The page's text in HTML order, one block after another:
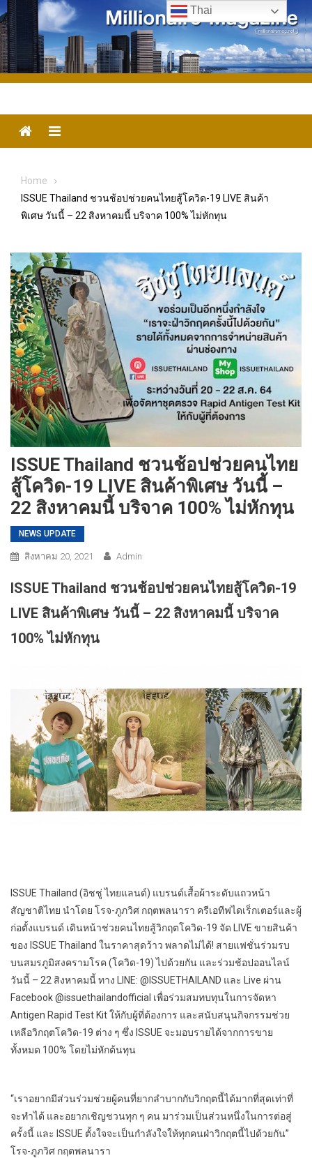
Skip
to
content
Menu
Home
ISSUE Thailand ชวนช้อปช่วยคนไทยสู้โควิด-19 LIVE สินค้า
พิเศษ วันนี้ – 22 สิงหาคมนี้ บริจาค 100% ไม่หักทุน
ISSUE Thailand ชวนช้อปช่วยคนไทย
สู้โควิด-19 LIVE สินค้าพิเศษ วันนี้ –
22 สิงหาคมนี้ บริจาค 100% ไม่หักทุน
NEWS UPDATE
สิงหาคม 20, 2021 Admin
ISSUE Thailand ชวนช้อปช่วยคนไทยสู้โควิด-19
LIVE สินค้าพิเศษ วันนี้ – 22 สิงหาคมนี้ บริจาค
100% ไม่หักทุน
ISSUE Thailand (อิชชู่ ไทยแลนด์) แบรนด์เสื้อผ้าระดับแถวหน้า
สัญชาติไทย นำโดย โรจ-ภูภวิศ กฤตพลนารา ครีเอทีฟไดเร็กเตอร์และผู้
ก่อตั้งแบรนด์ เดินหน้าช่วยคนไทยสู้วิกฤตโควิด-19 จัด LIVE ขายสินค้า
ของ ISSUE Thailand ในราคาสุดว้าว พลาดไม่ได้! สายแฟชั่นร่วมรบ
บนสมรภูมิสงครามโรค (โควิด-19) ไปด้วยกัน และร่วมช้อปออนไลน์
วันนี้ – 22 สิงหาคมนี้ ทาง LINE: @ISSUETHAILAND และ Live ผ่าน
Facebook @issuethailandofficial เพื่อร่วมสมทบทุนในการจัดหา
Antigen Rapid Test Kit ให้กับผู้ที่ต้องการ และสนับสนุนกิจกรรมช่วย
เหลือวิกฤตโควิด-19 ต่าง ๆ ซึ่ง ISSUE จะมอบรายได้จากการขาย
ทั้งหมด 100% โดยไม่หักต้นทุน
“เราอยากมีส่วนร่วมช่วยผู้คนที่ยากลำบากกับวิกฤตนี้ได้มากที่สุดเท่าที่
จะทำได้ และอยากเชิญชวนทุก ๆ คน มาร่วมเป็นส่วนหนึ่งในการต่อสู่
ครั้งนี้ และ ISSUE ตั้งใจจะเป็นกำลังใจให้ทุกคนฝ่าวิกฤตนี้ไปด้วยกัน”
โรจ-ภูภวิศ กฤตพลนารา
Thai